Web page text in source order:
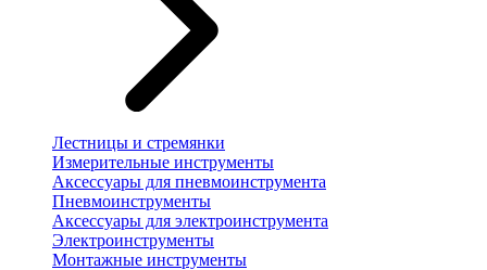
Лестницы и стремянки
Измерительные инструменты
Аксессуары для пневмоинструмента
Пневмоинструменты
Аксессуары для электроинструмента
Электроинструменты
Монтажные инструменты